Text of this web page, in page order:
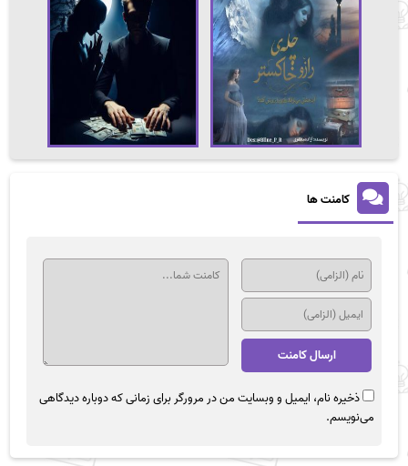
کامنت ها
ذخیره نام، ایمیل و وبسایت من در مرورگر برای زمانی که دوباره دیدگاهی
می‌نویسم.